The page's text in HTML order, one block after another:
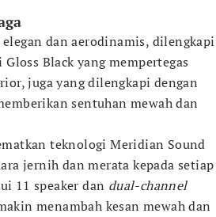
dan aerodinamis, dilengkapi
Black yang mempertegas
juga yang dilengkapi dengan
sentuhan mewah dan
teknologi Meridian Sound
jernih dan merata kepada setiap
11 speaker dan dual-channel
menambah kesan mewah dan